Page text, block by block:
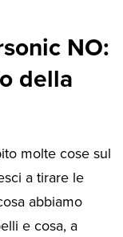
NO:
della
molte cose sul
a tirare le
abbiamo
e cosa, a